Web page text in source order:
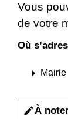
Vous
de votre
Où
arrow_right Mairie
editÀ